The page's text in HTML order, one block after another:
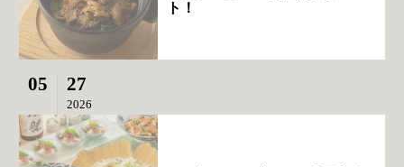
ト！
05 27
2026